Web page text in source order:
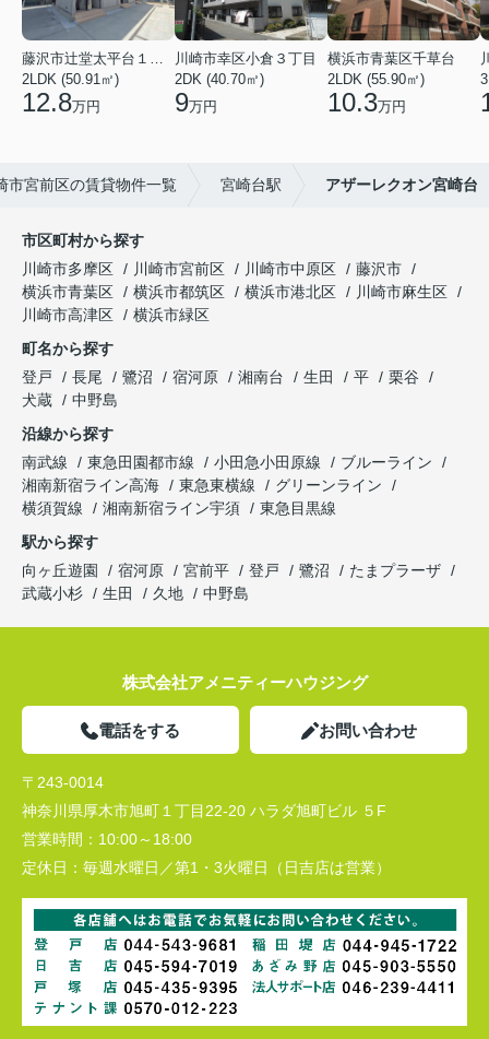
藤沢市辻堂太平台１丁目
2LDK (50.91㎡)
12.8万円
川崎市幸区小倉３丁目
2DK (40.70㎡)
9万円
横浜市青葉区千草台
2LDK (55.90㎡)
10.3万円
市宮前区の賃貸物件一覧 宮崎台駅 アザーレクオン宮崎台
市区町村から探す
川崎市多摩区
川崎市宮前区 川崎市中原区
藤沢市
横浜市青葉区
横浜市都筑区 横浜市港北区
川崎市麻生区
川崎市高津区
横浜市緑区
町名から探す
登戸
長尾 鷺沼 宿河原 湘南台 生田 平
栗谷
犬蔵
中野島
沿線から探す
南武線
東急田園都市線 小田急小田原線
ブルーライン
湘南新宿ライン高海
東急東横線
グリーンライン
横須賀線
湘南新宿ライン宇須
東急目黒線
駅から探す
向ヶ丘遊園
宿河原 宮前平 登戸 鷺沼
たまプラーザ
武蔵小杉
生田 久地 中野島
株式会社アメニティーハウジング
電話をする お問い合わせ
〒243-0014
神奈川県厚木市旭町１丁目22-20 ハラダ旭町ビル ５F
営業時間： 10:00～18:00
定休日： 毎週水曜日／第1・3火曜日（日吉店は営業）